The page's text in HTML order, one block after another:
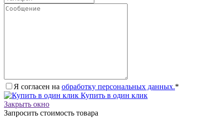
Я согласен на обработку персональных данных.*
Купить в один клик
Закрыть окно
Запросить стоимость товара